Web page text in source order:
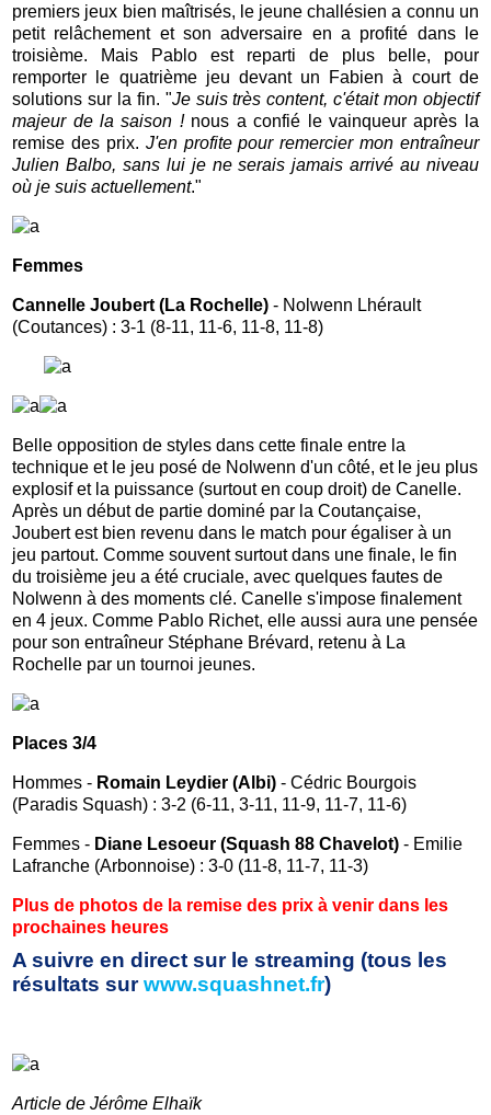
premiers jeux bien maîtrisés, le jeune challésien a connu un
petit relâchement et son adversaire en a profité dans le
troisième. Mais Pablo est reparti de plus belle, pour
remporter le quatrième jeu devant un Fabien à court de
solutions sur la fin. "Je suis très content, c'était mon objectif
majeur de la saison !nous a confié le vainqueur après la
remise des prix. J'en profite pour remercier mon entraîneur
Julien Balbo, sans lui je ne serais jamais arrivé au niveau
où je suis actuellement."
Femmes
Cannelle Joubert (La Rochelle) - Nolwenn Lhérault
(Coutances) : 3-1 (8-11, 11-6, 11-8, 11-8)
Belle opposition de styles dans cette finale entre la
technique et le jeu posé de Nolwenn d'un côté, et le jeu plus
explosif et la puissance (surtout en coup droit) de Canelle.
Après un début de partie dominé par la Coutançaise,
Joubert est bien revenu dans le match pour égaliser à un
jeu partout. Comme souvent surtout dans une finale, le fin
du troisième jeu a été cruciale, avec quelques fautes de
Nolwenn à des moments clé. Canelle s'impose finalement
en 4 jeux. Comme Pablo Richet, elle aussi aura une pensée
pour son entraîneur Stéphane Brévard, retenu à La
Rochelle par un tournoi jeunes.
Places 3/4
Hommes - Romain Leydier (Albi) - Cédric Bourgois
(Paradis Squash) : 3-2 (6-11, 3-11, 11-9, 11-7, 11-6)
Femmes - Diane Lesoeur (Squash 88 Chavelot) - Emilie
Lafranche (Arbonnoise) : 3-0 (11-8, 11-7, 11-3)
Plus de photos de la remise des prix à venir dans les
prochaines heures
A suivre en direct sur le streaming (tous les
résultats surwww.squashnet.fr)
Article de Jérôme Elhaïk